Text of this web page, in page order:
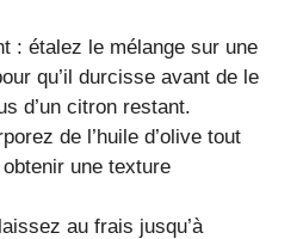
: étalez le mélange sur une
qu’il durcisse avant de le
d’un citron restant.
de l’huile d’olive tout
une texture
au frais jusqu’à